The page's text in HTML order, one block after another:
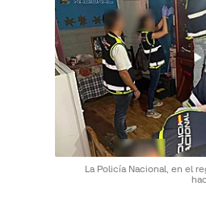
La Policía Nacional, en el